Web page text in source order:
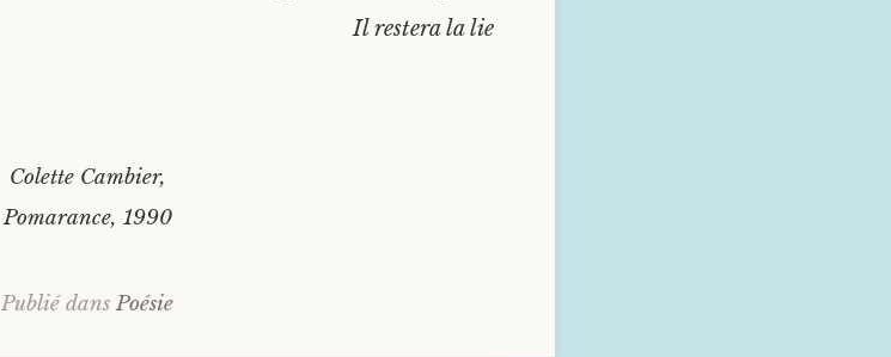
Il restera la lie
Colette Cambier,
Pomarance, 1990
Publié dans Poésie